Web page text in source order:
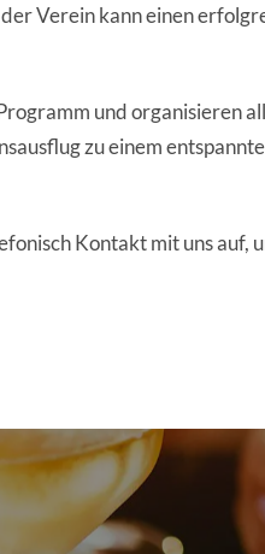
Verein kann einen
und organisieren
zu einem
Kontakt mit uns auf,